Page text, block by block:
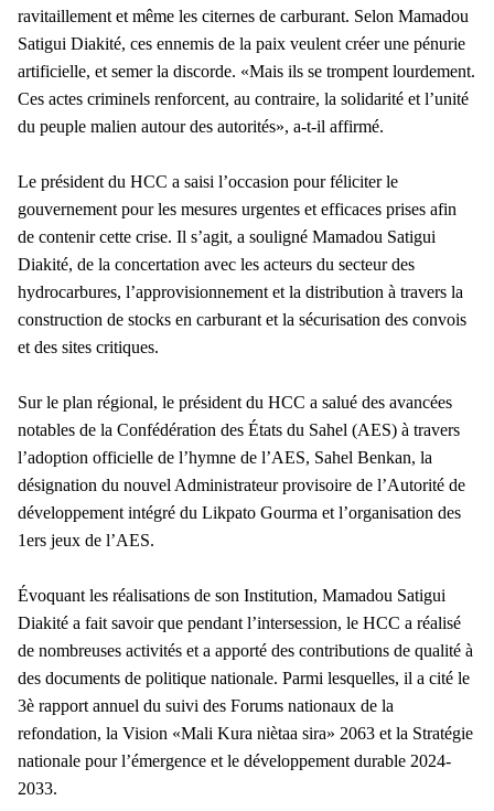
ravitaillement et même les citernes de carburant. Selon Mamadou
Satigui Diakité, ces ennemis de la paix veulent créer une pénurie
artificielle, et semer la discorde. «Mais ils se trompent lourdement.
Ces actes criminels renforcent, au contraire, la solidarité et l’unité
du peuple malien autour des autorités», a-t-il affirmé.
Le président du HCC a saisi l’occasion pour féliciter le
gouvernement pour les mesures urgentes et efficaces prises afin
de contenir cette crise. Il s’agit, a souligné Mamadou Satigui
Diakité, de la concertation avec les acteurs du secteur des
hydrocarbures, l’approvisionnement et la distribution à travers la
construction de stocks en carburant et la sécurisation des convois
et des sites critiques.
Sur le plan régional, le président du HCC a salué des avancées
notables de la Confédération des États du Sahel (AES) à travers
l’adoption officielle de l’hymne de l’AES, Sahel Benkan, la
désignation du nouvel Administrateur provisoire de l’Autorité de
développement intégré du Likpato Gourma et l’organisation des
1ers jeux de l’AES.
Évoquant les réalisations de son Institution, Mamadou Satigui
Diakité a fait savoir que pendant l’intersession, le HCC a réalisé
de nombreuses activités et a apporté des contributions de qualité à
des documents de politique nationale. Parmi lesquelles, il a cité le
3è rapport annuel du suivi des Forums nationaux de la
refondation, la Vision «Mali Kura niètaa sira» 2063 et la Stratégie
nationale pour l’émergence et le développement durable 2024-
2033.